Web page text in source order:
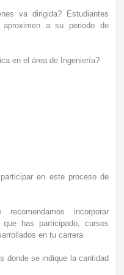
va dirigida? Estudiantes
a su periodo de
en el área de Ingeniería?
en este proceso de
incorporar
has participado, cursos
en tu carrera
donde se indique la cantidad